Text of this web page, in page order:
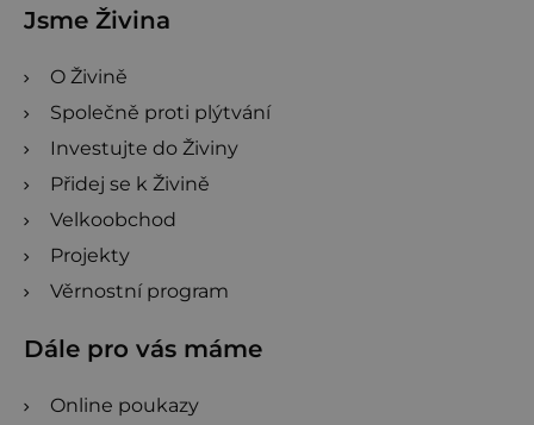
Jsme Živina
O Živině
Společně proti plýtvání
Investujte do Živiny
Přidej se k Živině
Velkoobchod
Projekty
Věrnostní program
Dále pro vás máme
Online poukazy